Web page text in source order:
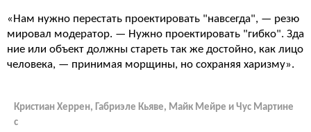
«Нам нужно перестать проектировать "навсегда", — резю
мировал модератор. — Нужно проектировать "гибко". Зда
ние или объект должны стареть так же достойно, как лицо
человека, — принимая морщины, но сохраняя харизму».
Кристиан Херрен, Габриэле Кьяве, Майк Мейре и Чус Мартине
с